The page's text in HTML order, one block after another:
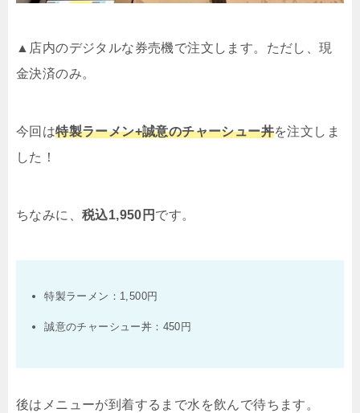
▲店内のデジタルな券売機で注文します。ただし、現
金決済のみ。
今回は特製ラーメン+誠意のチャーシュー丼を注文しま
した！
ちなみに、 税込1,950円 です。
特製ラーメン：1,500円
誠意のチャーシュー丼：450円
後はメニューが到着するまで水を飲んで待ちます。